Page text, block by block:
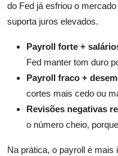
do Fed já esfriou o
suporta juros elevados.
Payroll forte +
Fed manter tom duro
Payroll fraco +
cortes mais cedo ou
Revisões negativas
o número cheio,
Na prática, o payroll é mais